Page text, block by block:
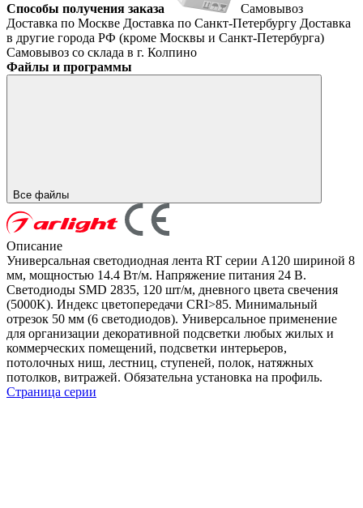
Способы получения заказа
Самовывоз
Доставка по Москве Доставка по Санкт-Петербургу Доставка
в другие города РФ (кроме Москвы и Санкт-Петербурга)
Самовывоз со склада в г. Колпино
Файлы и программы
Все файлы
Описание
Универсальная светодиодная лента RT серии A120 шириной 8
мм, мощностью 14.4 Вт/м. Напряжение питания 24 В.
Светодиоды SMD 2835, 120 шт/м, дневного цвета свечения
(5000K). Индекс цветопередачи CRI>85. Минимальный
отрезок 50 мм (6 светодиодов). Универсальное применение
для организации декоративной подсветки любых жилых и
коммерческих помещений, подсветки интерьеров,
потолочных ниш, лестниц, ступеней, полок, натяжных
потолков, витражей. Обязательна установка на профиль.
Страница серии